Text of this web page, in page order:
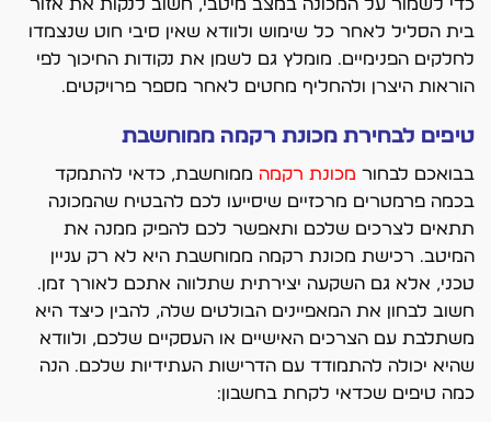
כדי לשמור על המכונה במצב מיטבי, חשוב לנקות את אזור
בית הסליל לאחר כל שימוש ולוודא שאין סיבי חוט שנצמדו
לחלקים הפנימיים. מומלץ גם לשמן את נקודות החיכוך לפי
הוראות היצרן ולהחליף מחטים לאחר מספר פרויקטים.
טיפים לבחירת מכונת רקמה ממוחשבת
בבואכם לבחור מכונת רקמה ממוחשבת, כדאי להתמקד
בכמה פרמטרים מרכזיים שיסייעו לכם להבטיח שהמכונה
תתאים לצרכים שלכם ותאפשר לכם להפיק ממנה את
המיטב. רכישת מכונת רקמה ממוחשבת היא לא רק עניין
טכני, אלא גם השקעה יצירתית שתלווה אתכם לאורך זמן.
חשוב לבחון את המאפיינים הבולטים שלה, להבין כיצד היא
משתלבת עם הצרכים האישיים או העסקיים שלכם, ולוודא
שהיא יכולה להתמודד עם הדרישות העתידיות שלכם. הנה
כמה טיפים שכדאי לקחת בחשבון: